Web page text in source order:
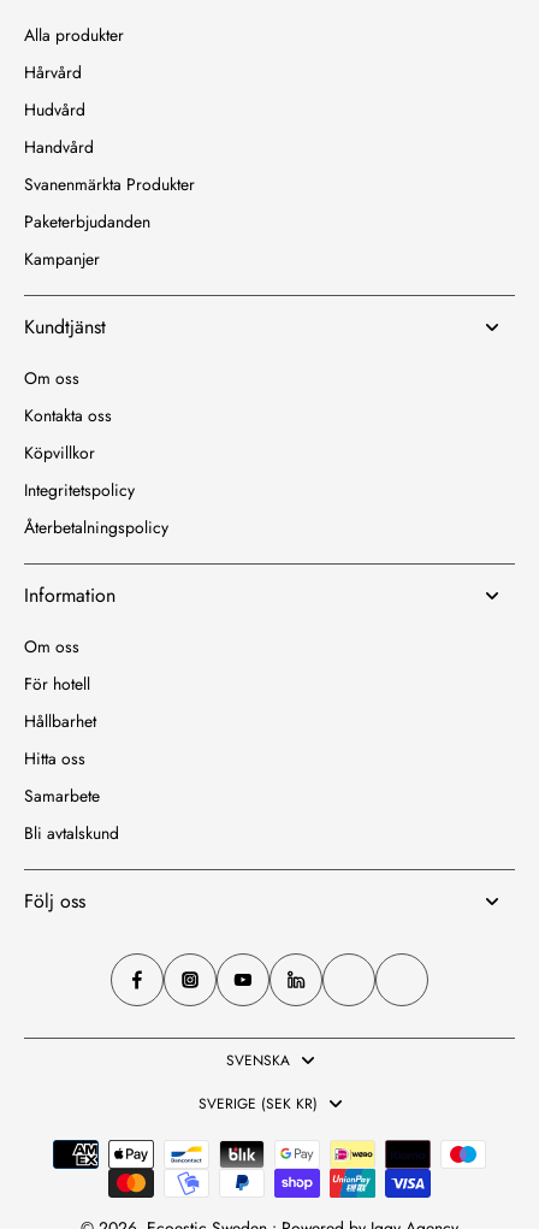
Alla produkter
Hårvård
Hudvård
Handvård
Svanenmärkta Produkter
Paketerbjudanden
Kampanjer
Kundtjänst
Om oss
Kontakta oss
Köpvillkor
Integritetspolicy
Återbetalningspolicy
Information
Om oss
För hotell
Hållbarhet
Hitta oss
Samarbete
Bli avtalskund
Följ oss
SVENSKA
SVERIGE (SEK KR)